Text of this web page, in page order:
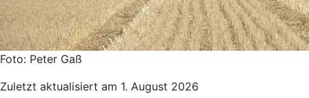
Foto: Peter Gaß
Zuletzt aktualisiert am 1. August 2026